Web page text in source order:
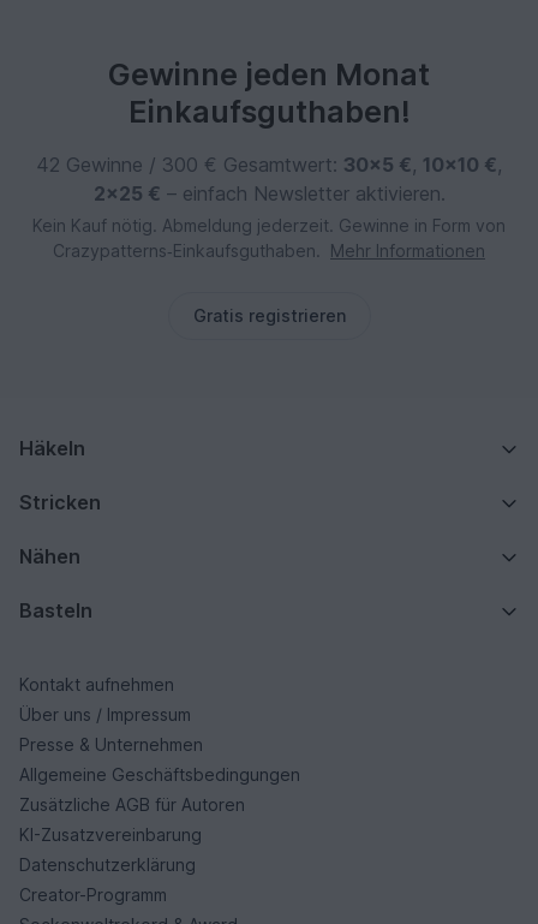
Gewinne jeden Monat
Einkaufsguthaben!
42 Gewinne / 300 € Gesamtwert: 30×5 €, 10×10 €,
2×25 € – einfach Newsletter aktivieren.
Kein Kauf nötig. Abmeldung jederzeit. Gewinne in Form von
Crazypatterns‑Einkaufsguthaben.
Mehr Informationen
Gratis registrieren
Häkeln
Stricken
Nähen
Basteln
Kontakt aufnehmen
Über uns / Impressum
Presse & Unternehmen
Allgemeine Geschäftsbedingungen
Zusätzliche AGB für Autoren
KI-Zusatzvereinbarung
Datenschutzerklärung
Creator-Programm